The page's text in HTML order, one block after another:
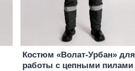
Костюм «Волат-Урбан» для
работы с цепными пилами